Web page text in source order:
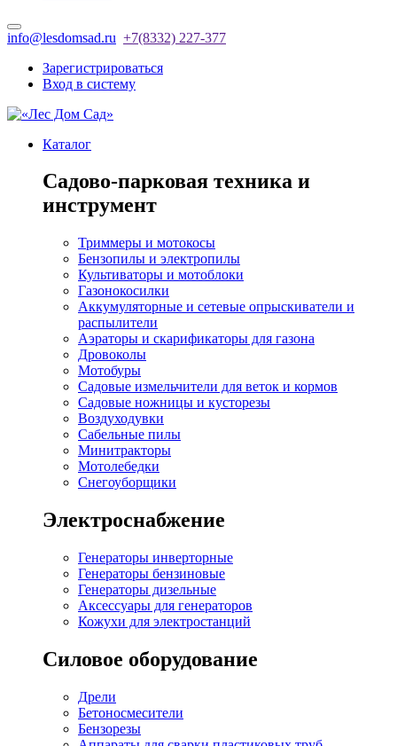
info@lesdomsad.ru +7(8332) 227-377
Зарегистрироваться
Вход в систему
Каталог
Садово-парковая техника и
инструмент
Триммеры и мотокосы
Бензопилы и электропилы
Культиваторы и мотоблоки
Газонокосилки
Аккумуляторные и сетевые опрыскиватели и
распылители
Аэраторы и скарификаторы для газона
Дровоколы
Мотобуры
Садовые измельчители для веток и кормов
Садовые ножницы и кусторезы
Воздуходувки
Сабельные пилы
Минитракторы
Мотолебедки
Снегоуборщики
Электроснабжение
Генераторы инверторные
Генераторы бензиновые
Генераторы дизельные
Аксессуары для генераторов
Кожухи для электростанций
Силовое оборудование
Дрели
Бетоносмесители
Бензорезы